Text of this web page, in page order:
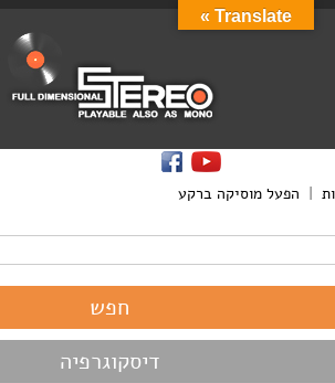
| הפעל מוסיקה ברקע
דיסקוגרפיה
Translate »